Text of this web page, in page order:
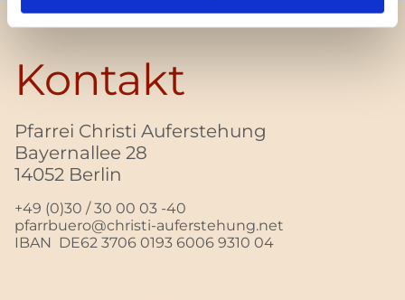
Kontakt
Pfarrei Christi Auferstehung
Bayernallee 28
14052 Berlin
+49 (0)30 / 30 00 03 -40
pfarrbuero@christi-auferstehung.net
IBAN DE62 3706 0193 6006 9310 04